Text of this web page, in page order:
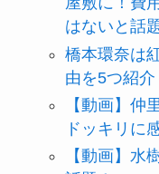
はないと話
橋本環奈は
由を5つ紹
【動画】仲
ドッキリに
【動画】水